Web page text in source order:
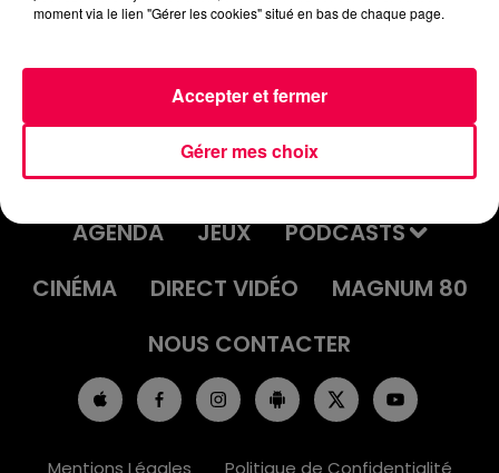
ACCUEIL INFOS
EMISSIONS
AGENDA
JEUX
PODCASTS
CINÉMA
DIRECT VIDÉO
MAGNUM 80
NOUS CONTACTER
Mentions Légales Politique de Confidentialité
moment via le lien "Gérer les cookies" situé en bas de chaque page.
Gérer mes choix
Accepter et fermer